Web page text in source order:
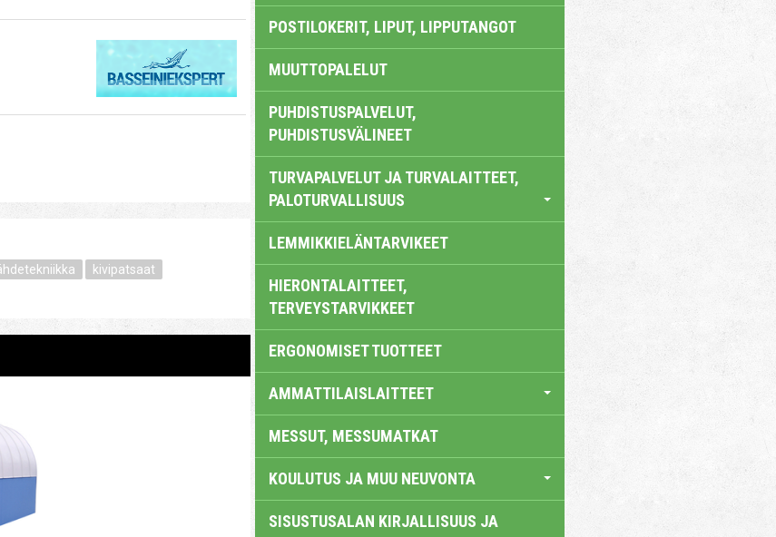
kivipatsaat
POSTILOKERIT, LIPUT, LIPPUTANGOT
MUUTTOPALELUT
PUHDISTUSPALVELUT,
PUHDISTUSVÄLINEET
TURVAPALVELUT JA TURVALAITTEET,
PALOTURVALLISUUS
LEMMIKKIELÄNTARVIKEET
HIERONTALAITTEET,
TERVEYSTARVIKKEET
ERGONOMISET TUOTTEET
AMMATTILAISLAITTEET
MESSUT, MESSUMATKAT
KOULUTUS JA MUU NEUVONTA
SISUSTUSALAN KIRJALLISUUS JA